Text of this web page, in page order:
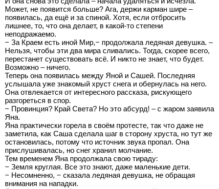
Может, не появится больше? Ага, держи карман шире –
появилась, да ещё и за спиной. Хотя, если отбросить
лишнее, то, что она делает, в какой-то степени
неподражаемо.
− За Краем есть иной Мир,− продолжала ледяная девушка. –
Нельзя, чтобы эти два мира сливались. Тогда, скорее всего,
перестанет существовать всё. И никто не знает, что будет.
Возможно – ничего.
Теперь она появилась между Яной и Сашей. Последняя
услышала уже знакомый хруст снега и обернулась на него.
Она отвлекается от интересного рассказа, рискующего
разгореться в спор.
− Провинция? Край Света? Но это абсурд! – с жаром заявила
Яна.
Яна практически горела в своём протесте, так что даже не
заметила, как Саша сделала шаг в сторону хруста, но тут же
остановилась, потому что источник звука пропал. Она
прислушивалась, но снег хранил молчание.
Тем временем Яна продолжала свою тираду:
− Земля круглая. Все это знают, даже маленькие дети.
− Несомненно, − сказала ледяная девушка, не обращая
внимания на нападки.